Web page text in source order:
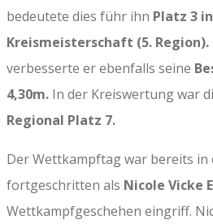
bedeutete dies führ ihn Platz 3
Kreismeisterschaft (5. Region).
verbesserte er ebenfalls seine
4,30m. In der Kreiswertung war
Regional Platz 7.
Der Wettkampftag war bereits in
fortgeschritten als Nicole Vicke
Wettkampfgeschehen eingriff.